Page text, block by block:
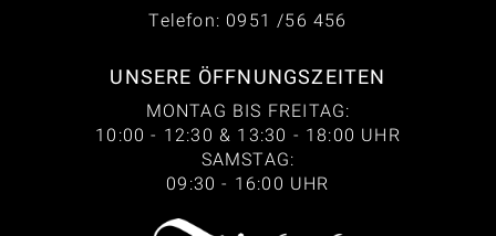
Telefon: 0951 /56 456
UNSERE ÖFFNUNGSZEITEN
MONTAG BIS FREITAG:
10:00 - 12:30 & 13:30 - 18:00 UHR
SAMSTAG:
09:30 - 16:00 UHR